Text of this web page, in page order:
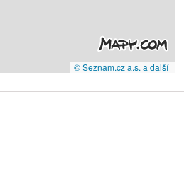
© Seznam.cz a.s. a další